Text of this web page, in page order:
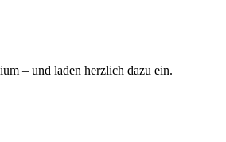
– und laden herzlich dazu ein.